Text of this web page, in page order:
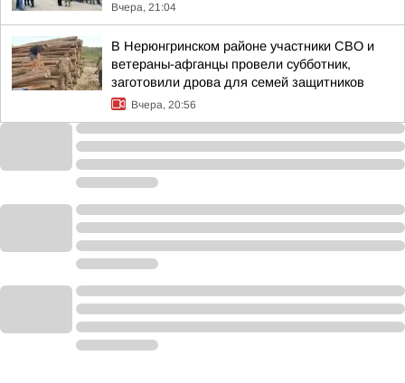
Вчера, 21:04
В Нерюнгринском районе участники СВО и
ветераны-афганцы провели субботник,
заготовили дрова для семей защитников
Вчера, 20:56